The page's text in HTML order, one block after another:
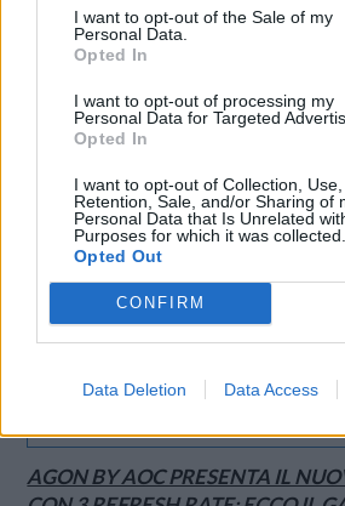
I want to opt-out of the Sale of my
Personal Data.
Opted In
I want to opt-out of processing my
Personal Data for Targeted
Opted In
I want to opt-out of Collection, Use,
Retention, Sale, and/or Sharing of
Personal Data that Is Unrelated
Purposes for which it was collected.
Opted Out
CONFIRM
Data Deletion Data Access
LE MIGLIORI OFFERTE
AGON BY AOC PRESENTA IL